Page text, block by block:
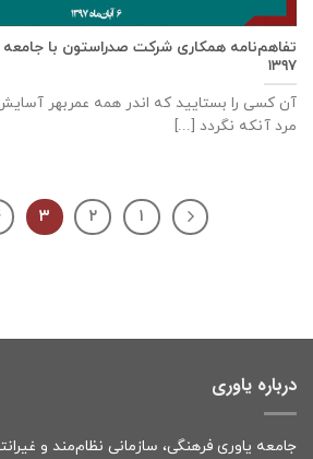
۱۳۹۷
آن کسی را بستایید که اندر همه عمربهر
مرد آنکه نگردد [...]
۱ ۲ ۳
درباره یاوری
جامعه یاوری فرهنگی، سازمانی نظام‌مند و